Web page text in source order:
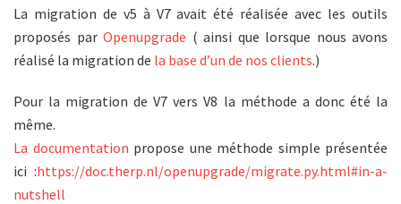
La migration de v5 à V7 avait été réalisée avec les outils
proposés par Openupgrade ( ainsi que lorsque nous avons
réalisé la migration de la base d’un de nos clients.)
Pour la migration de V7 vers V8 la méthode a donc été la
même.
La documentation propose une méthode simple présentée
ici :https://doc.therp.nl/openupgrade/migrate.py.html#in-a-
nutshell